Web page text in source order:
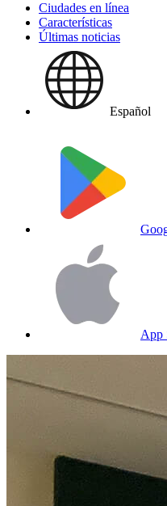
Ciudades en línea
Características
Últimas noticias
Español
App